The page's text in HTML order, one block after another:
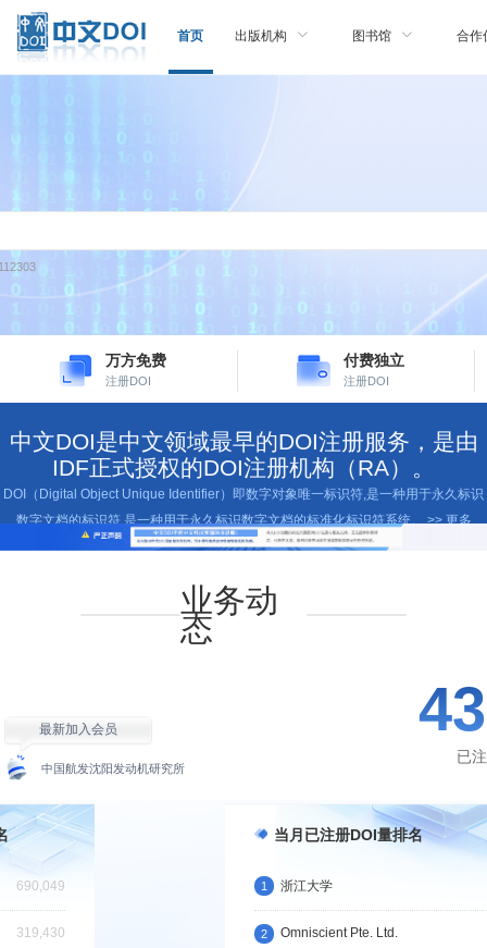
首页 出版机构 图书馆 合作
万方免费
注册DOI
付费独立
注册DOI
中文DOI是中文领域最早的DOI注册服务，是由
IDF正式授权的DOI注册机构（RA）。
DOI（Digital Object Unique Identifier）即数字对象唯一标识符,是一种用于永久标识
数字文档的标识符,是一种用于永久标识数字文档的标准化标识符系统。>> 更多
业务动
态
最新加入会员
南京大学
中国地震局地震预测研究所
中国航发沈阳发动机研究所
已
690,049
319,430
当月已注册DOI量排名
1 浙江大学
2 Omniscient Pte. Ltd.